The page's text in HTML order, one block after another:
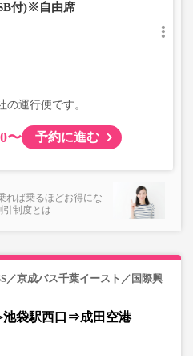
付)※自由席
の運行便です。
〜 予約に進む
れば乗るほどお得にな
引制度とは
／京成バス千葉イースト／国際興
袋駅西口⇒成田空港